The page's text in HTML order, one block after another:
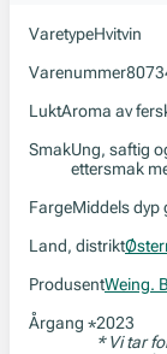
VaretypeHvitvin
Varenummer
LuktAroma av
SmakUng, saftig
ettersmak
FargeMiddels dyp
Land, distrikt
ProdusentWeing.
Årgang *2023
* Vi tar